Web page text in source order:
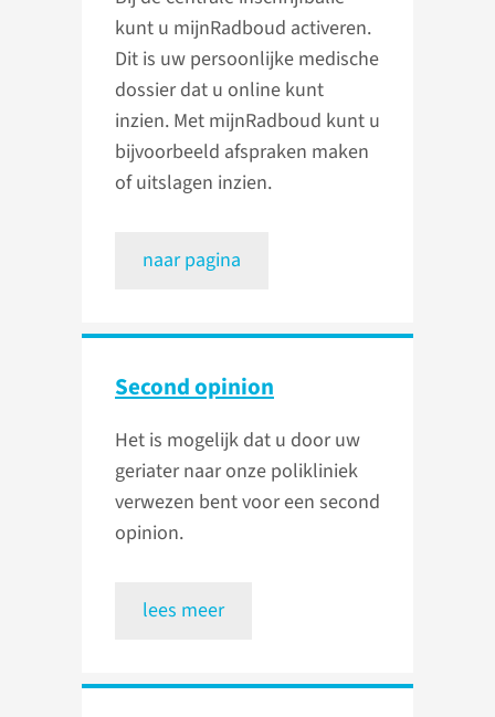
kunt u mijnRadboud activeren.
Dit is uw persoonlijke medische
dossier dat u online kunt
inzien. Met mijnRadboud kunt u
bijvoorbeeld afspraken maken
of uitslagen inzien.
naar pagina
Second opinion
Het is mogelijk dat u door uw
geriater naar onze polikliniek
verwezen bent voor een second
opinion.
lees meer